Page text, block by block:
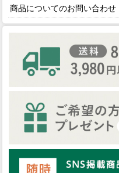
商品についてのお問い合わせ